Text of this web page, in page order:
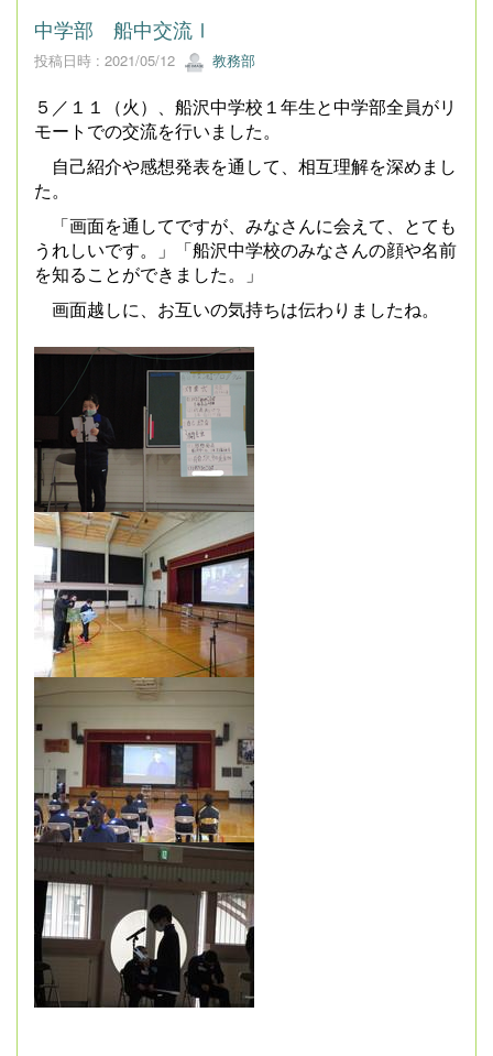
中学部 船中交流Ⅰ
投稿日時 : 2021/05/12 教務部
５／１１（火）、船沢中学校１年生と中学部全員がリ
モートでの交流を行いました。
自己紹介や感想発表を通して、相互理解を深めまし
た。
「画面を通してですが、みなさんに会えて、とても
うれしいです。」「船沢中学校のみなさ んの顔や名前
を知ることができました。」
画面越しに、お互いの気持ちは伝わりましたね。